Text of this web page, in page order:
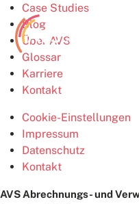
Case Studies
Blog
Über AVS
Glossar
Karriere
Kontakt
Cookie-Einstellungen
Impressum
Datenschutz
Kontakt
AVS Abrechnungs- und